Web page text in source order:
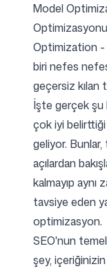
Yardım
Ücretsiz
SSS
İletişim
Model
Optimization -
biri nefes
geçersiz kılan
İşte gerçek şu
çok iyi
geliyor.
açılardan
kalmayıp aynı
tavsiye eden
optimizasyon.
SEO'nun
şey, içeriğinizin